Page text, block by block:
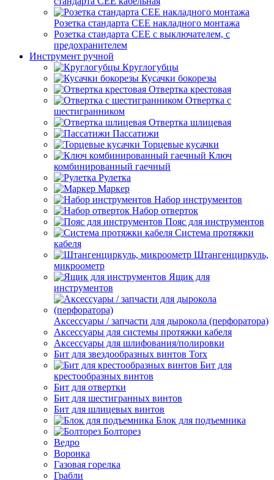
Розетка стандарта СЕЕ накладного монтажа
Розетка стандарта СЕЕ с выключателем, с
предохранителем
Инструмент ручной
Круглогубцы
Кусачки бокорезы
Отвертка крестовая
Отвертка с
шестигранником
Отвертка шлицевая
Пассатижи
Торцевые кусачки
Ключ
комбинированный гаечный
Рулетка
Маркер
Набор инструментов
Набор отверток
Пояс для инструментов
Система протяжки
кабеля
Штангенциркуль,
микроометр
Ящик для
инструментов
Аксессуары / запчасти для дырокола (перфоратора)
Аксессуары для системы протяжки кабеля
Аксессуары для шлифования/полировки
Бит для звездообразных винтов Torx
Бит для
крестообразных винтов
Бит для отвертки
Бит для шестигранных винтов
Бит для шлицевых винтов
Блок для подъемника
Болторез
Ведро
Воронка
Газовая горелка
Грабли